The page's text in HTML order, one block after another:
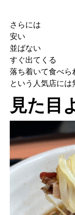
さらには
安い
並ばない
すぐ出てくる
落ち着いて食べら
という人気店に
見た目